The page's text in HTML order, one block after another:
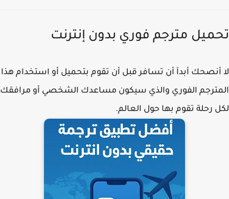
مترجم فوري بدون إنترنت
أنصحك أبدآ أن تسافر قبل أن تقوم بتحميل أو استخدام هذا
الفوري والذي سيكون مساعدك الشخصي أو مرافقك
رحلة تقوم بها حول العالم.